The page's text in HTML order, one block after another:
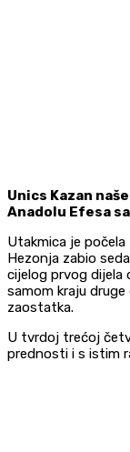
Unics Kazan
Anadolu Efesa
Utakmica je
Hezonja zabio
cijelog prvog dijela
samom kraju
zaostatka.
U tvrdoj trećoj
prednosti i s istim